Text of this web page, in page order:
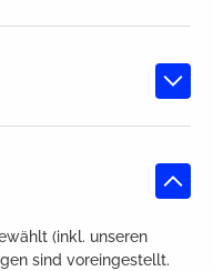
(inkl. unseren
sind voreingestellt.